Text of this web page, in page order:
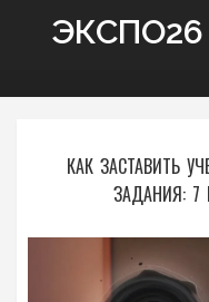
КАК ЗАСТАВИТЬ
ЗАДАНИЯ: 7